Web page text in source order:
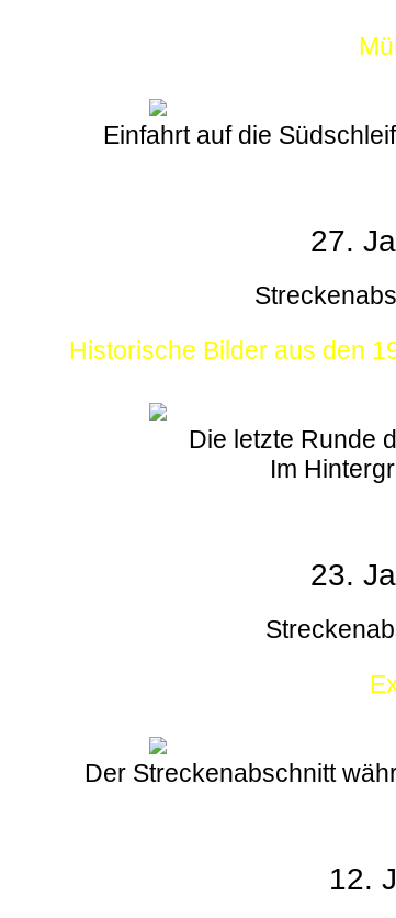
Einfahrt auf die
27.
Historische Bilder aus den
Die letzte Runde
Im
23.
Der Streckenabschnitt
12.